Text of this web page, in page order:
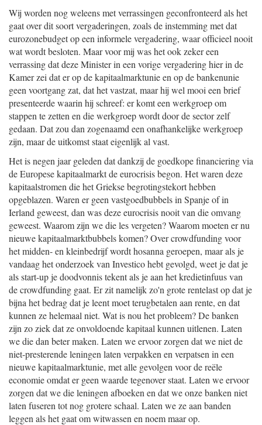
Wij worden nog weleens met verrassingen geconfronteerd als het
gaat over dit soort vergaderingen, zoals de instemming met dat
eurozonebudget op een informele vergadering, waar officieel nooit
wat wordt besloten. Maar voor mij was het ook zeker een
verrassing dat deze Minister in een vorige vergadering hier in de
Kamer zei dat er op de kapitaalmarktunie en op de bankenunie
geen voortgang zat, dat het vastzat, maar hij wel mooi een brief
presenteerde waarin hij schreef: er komt een werkgroep om
stappen te zetten en die werkgroep wordt door de sector zelf
gedaan. Dat zou dan zogenaamd een onafhankelijke werkgroep
zijn, maar de uitkomst staat eigenlijk al vast.
Het is negen jaar geleden dat dankzij de goedkope financiering via
de Europese kapitaalmarkt de eurocrisis begon. Het waren deze
kapitaalstromen die het Griekse begrotingstekort hebben
opgeblazen. Waren er geen vastgoedbubbels in Spanje of in
Ierland geweest, dan was deze eurocrisis nooit van die omvang
geweest. Waarom zijn we die les vergeten? Waarom moeten er nu
nieuwe kapitaalmarktbubbels komen? Over crowdfunding voor
het midden- en kleinbedrijf wordt hosanna geroepen, maar als je
vandaag het onderzoek van Investico hebt gevolgd, weet je dat je
als start-up je doodvonnis tekent als je aan het kredietinfuus van
de crowdfunding gaat. Er zit namelijk zo'n grote rentelast op dat je
bijna het bedrag dat je leent moet terugbetalen aan rente, en dat
kunnen ze helemaal niet. Wat is nou het probleem? De banken
zijn zo ziek dat ze onvoldoende kapitaal kunnen uitlenen. Laten
we die dan beter maken. Laten we ervoor zorgen dat we niet de
niet-presterende leningen laten verpakken en verpatsen in een
nieuwe kapitaalmarktunie, met alle gevolgen voor de reële
economie omdat er geen waarde tegenover staat. Laten we ervoor
zorgen dat we die leningen afboeken en dat we onze banken niet
laten fuseren tot nog grotere schaal. Laten we ze aan banden
leggen als het gaat om witwassen en noem maar op.